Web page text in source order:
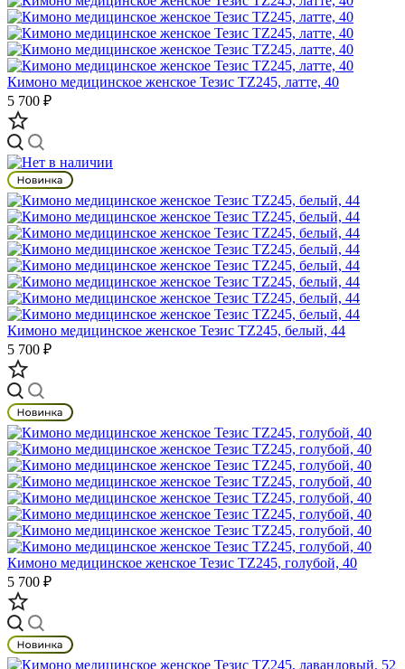
Кимоно медицинское женское Тезис TZ245, латте, 40
5 700 ₽
Кимоно медицинское женское Тезис TZ245, белый, 44
5 700 ₽
Кимоно медицинское женское Тезис TZ245, голубой, 40
5 700 ₽